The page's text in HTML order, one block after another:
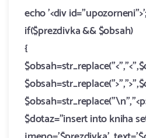
echo '<div id="upozorneni">';
if($prezdivka && $obsah)
{
$dotaz="insert into kniha